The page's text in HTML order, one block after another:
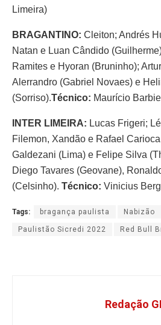
Limeira)
BRAGANTINO: Cleiton; Andrés
Natan e Luan Cândido
Ramites e Hyoran (Bruninho);
Alerrandro (Gabriel Novaes) e
(Sorriso).Técnico: Maurício
INTER LIMEIRA: Lucas Frigeri;
Filemon, Xandão e Rafael
Galdezani (Lima) e Felipe Silva
Diego Tavares (Geovane),
(Celsinho). Técnico: Vinicius
Tags: bragança paulista Nabizão
Paulistão Sicredi 2022 Red Bull
Redação